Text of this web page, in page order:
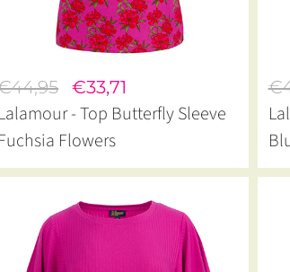
€33,71
- Top Butterfly Sleeve
Flowers